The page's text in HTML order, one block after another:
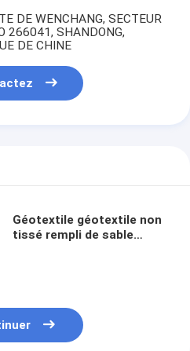
DE WENCHANG, SECTEUR
266041, SHANDONG,
DE CHINE
Géotextile géotextile non
tissé rempli de sable